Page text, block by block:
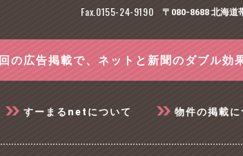
Fax.0155-24-9190 〒080-8688 北海道
回の広告掲載で、ネットと新聞のダブル効
すーまるnetについて 物件の掲載に